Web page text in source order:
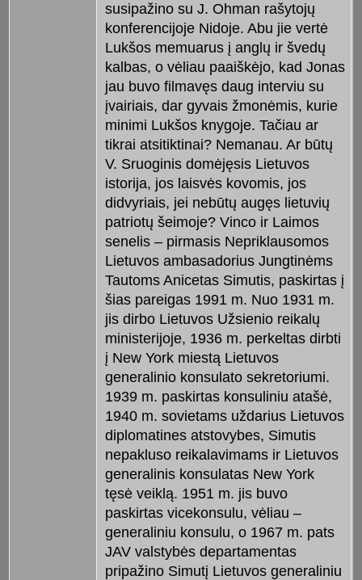
susipažino su J. Ohman rašytojų
konferencijoje Nidoje. Abu jie vertė
Lukšos memuarus į anglų ir švedų
kalbas, o vėliau paaiškėjo, kad Jonas
jau buvo filmavęs daug interviu su
įvairiais, dar gyvais žmonėmis, kurie
minimi Lukšos knygoje. Tačiau ar
tikrai atsitiktinai? Nemanau. Ar būtų
V. Sruoginis domėjęsis Lietuvos
istorija, jos laisvės kovomis, jos
didvyriais, jei nebūtų augęs lietuvių
patriotų šeimoje? Vinco ir Laimos
senelis – pirmasis Nepriklausomos
Lietuvos ambasadorius Jungtinėms
Tautoms Anicetas Simutis, paskirtas į
šias pareigas 1991 m. Nuo 1931 m.
jis dirbo Lietuvos Užsienio reikalų
ministerijoje, 1936 m. perkeltas dirbti
į New York miestą Lietuvos
generalinio konsulato sekretoriumi.
1939 m. paskirtas konsuliniu atašė,
1940 m. sovietams uždarius Lietuvos
diplomatines atstovybes, Simutis
nepakluso reikalavimams ir Lietuvos
generalinis konsulatas New York
tęsė veiklą. 1951 m. jis buvo
paskirtas vicekonsulu, vėliau –
generaliniu konsulu, o 1967 m. pats
JAV valstybės departamentas
pripažino Simutį Lietuvos generaliniu